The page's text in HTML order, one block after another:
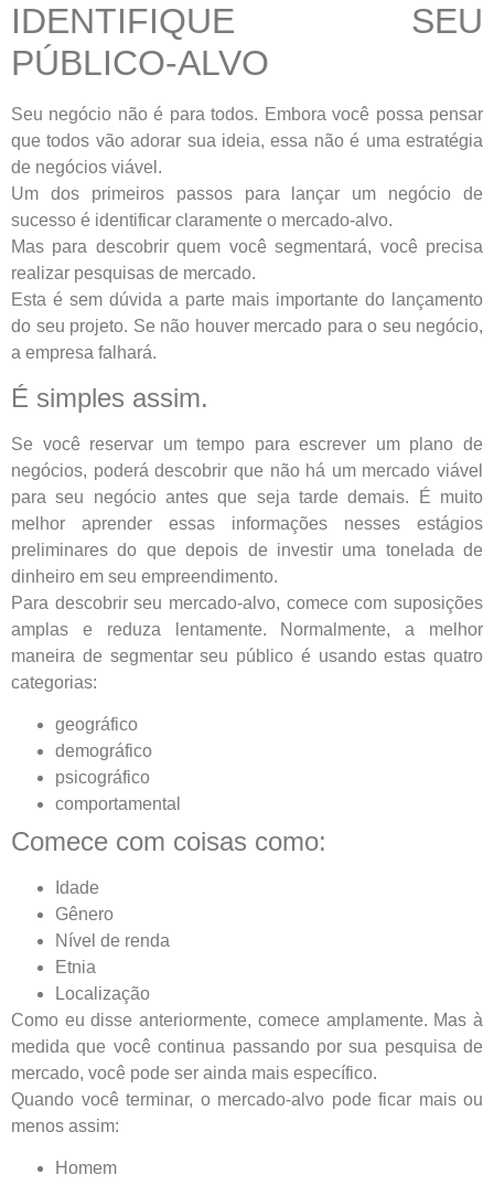
IDENTIFIQUE SEU
PÚBLICO-ALVO
Seu negócio não é para todos. Embora você possa pensar
que todos vão adorar sua ideia, essa não é uma estratégia
de negócios viável.
Um dos primeiros passos para lançar um negócio de
sucesso é identificar claramente o mercado-alvo.
Mas para descobrir quem você segmentará, você precisa
realizar pesquisas de mercado.
Esta é sem dúvida a parte mais importante do lançamento
do seu projeto. Se não houver mercado para o seu negócio,
a empresa falhará.
É simples assim.
Se você reservar um tempo para escrever um plano de
negócios, poderá descobrir que não há um mercado viável
para seu negócio antes que seja tarde demais. É muito
melhor aprender essas informações nesses estágios
preliminares do que depois de investir uma tonelada de
dinheiro em seu empreendimento.
Para descobrir seu mercado-alvo, comece com suposições
amplas e reduza lentamente. Normalmente, a melhor
maneira de segmentar seu público é usando estas quatro
categorias:
geográfico
demográfico
psicográfico
comportamental
Comece com coisas como:
Idade
Gênero
Nível de renda
Etnia
Localização
Como eu disse anteriormente, comece amplamente. Mas à
medida que você continua passando por sua pesquisa de
mercado, você pode ser ainda mais específico.
Quando você terminar, o mercado-alvo pode ficar mais ou
menos assim:
Homem